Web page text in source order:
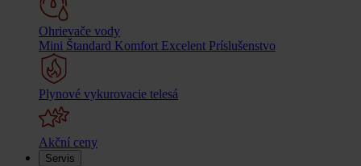
Ohrievače vody
Mini Štandard Komfort Excelent Príslušenstvo
Plynové vykurovacie telesá
Akční ceny
Servis